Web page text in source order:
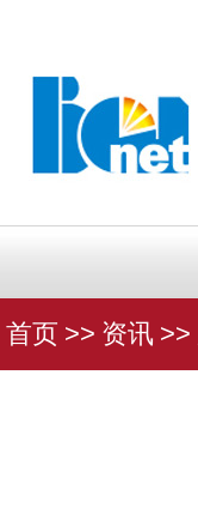
首页 >> 资讯 >>